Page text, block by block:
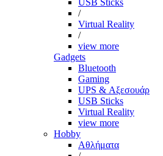
USB Sticks
/
Virtual Reality
/
view more
Gadgets
Bluetooth
Gaming
UPS & Αξεσουάρ
USB Sticks
Virtual Reality
view more
Hobby
Αθλήματα